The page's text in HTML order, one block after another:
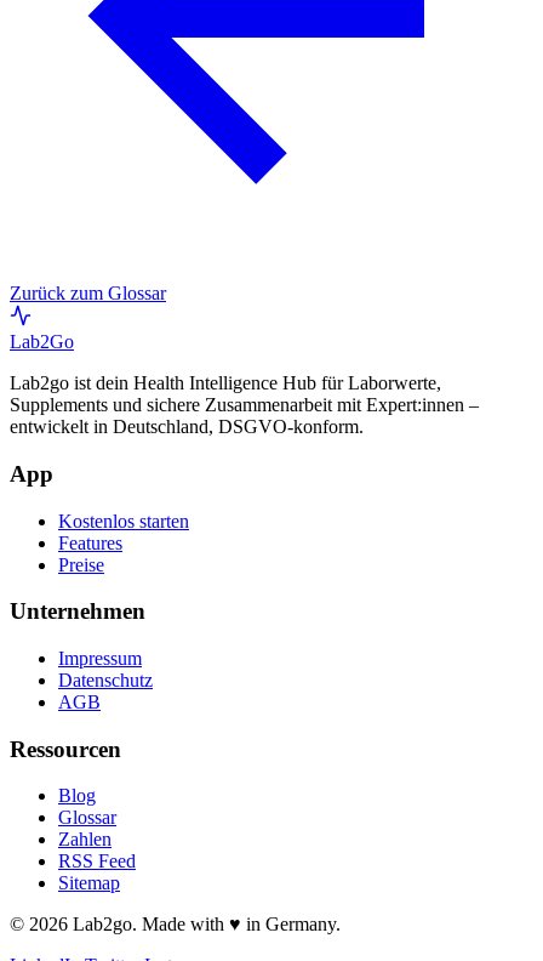
Zurück zum Glossar
Lab2Go
Lab2go ist dein Health Intelligence Hub für Laborwerte,
Supplements und sichere Zusammenarbeit mit Expert:innen –
entwickelt in Deutschland, DSGVO-konform.
App
Kostenlos starten
Features
Preise
Unternehmen
Impressum
Datenschutz
AGB
Ressourcen
Blog
Glossar
Zahlen
RSS Feed
Sitemap
© 2026 Lab2go. Made with ♥ in Germany.